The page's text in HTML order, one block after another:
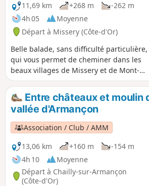
11,69 km
+268 m
-262 m
4h 05
Moyenne
Départ à Missery (Côte-d'Or)
Belle balade, sans difficulté particulière,
qui vous permet de cheminer dans les
beaux villages de Missery et de Mont-
Saint-Jean, et d'accéder au plateau qui
abrite un site archéologique. Les sous-
bois sont agréables entre feuillus et
résineux et les vues sur l'Auxois et le
Morvan sont superbes. Les chemins
sont en majorité biens ombragés et
bien entretenus. Ce tracé, très bien
balisé en Jaune, est décrit également
dans les fiches de l'Office du Tourisme
de Précy-sous-Thil.
Entre châteaux et moulin
vallée d'Armançon
Association / Club / AMM
13,06 km
+160 m
-154 m
4h 10
Moyenne
Départ à Chailly-sur-Armançon
(Côte-d'Or)